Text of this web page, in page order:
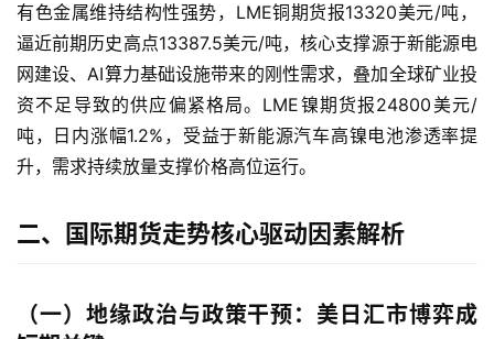
有色金属维持结构性强势，LME铜期货报13320美元/吨，
逼近前期历史高点13387.5美元/吨，核心支撑源于新能源电
网建设、AI算力基础设施带来的刚性需求，叠加全球矿业投
资不足导致的供应偏紧格局。LME镍期货报24800美元/
吨，日内涨幅1.2%，受益于新能源汽车高镍电池渗透率提
升，需求持续放量支撑价格高位运行。
二、国际期货走势核心驱动因素解析
（一）地缘政治与政策干预：美日汇市博弈成